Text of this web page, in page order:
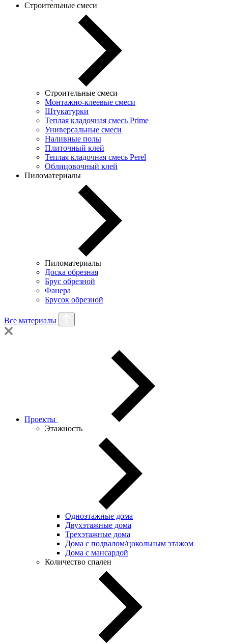
Строительные смеси
Строительные смеси
Монтажно-клеевые смеси
Штукатурки
Теплая кладочная смесь Prime
Универсальные смеси
Наливные полы
Плиточный клей
Теплая кладочная смесь Perel
Облицовочный клей
Пиломатериалы
Пиломатериалы
Доска обрезная
Брус обрезной
Фанера
Брусок обрезной
Все материалы
Проекты
Этажность
Одноэтажные дома
Двухэтажные дома
Трехэтажные дома
Дома с подвалом/цокольным этажом
Дома с мансардой
Количество спален